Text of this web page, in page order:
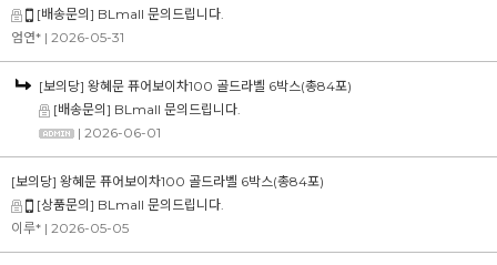
[배송문의] BLmall 문의드립니다.
엄연* | 2026-05-31
[보의당] 왕혜문 퓨어보이차100 골드라벨 6박스(총84포)
[배송문의] BLmall 문의드립니다.
| 2026-06-01
[보의당] 왕혜문 퓨어보이차100 골드라벨 6박스(총84포)
[상품문의] BLmall 문의드립니다.
이루* | 2026-05-05